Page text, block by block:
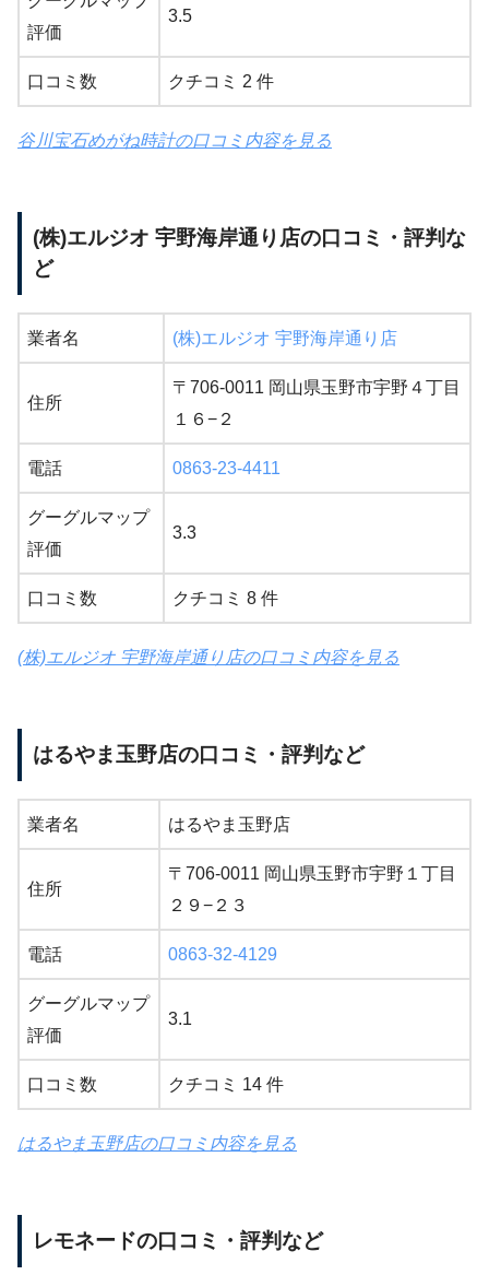
評価
3.5
口コミ数 クチコミ 2 件
谷川宝石めがね時計の口コミ内容を見る
(株)エルジオ 宇野海岸通り店の口コミ・評判な
ど
業者名 (株)エルジオ 宇野海岸通り店
住所
〒706-0011 岡山県玉野市宇野４丁目
１６−２
電話 0863-23-4411
グーグルマップ
評価
3.3
口コミ数 クチコミ 8 件
(株)エルジオ 宇野海岸通り店の口コミ内容を見る
はるやま玉野店の口コミ・評判など
業者名 はるやま玉野店
住所
〒706-0011 岡山県玉野市宇野１丁目
２９−２３
電話 0863-32-4129
グーグルマップ
評価
3.1
口コミ数 クチコミ 14 件
はるやま玉野店の口コミ内容を見る
レモネードの口コミ・評判など